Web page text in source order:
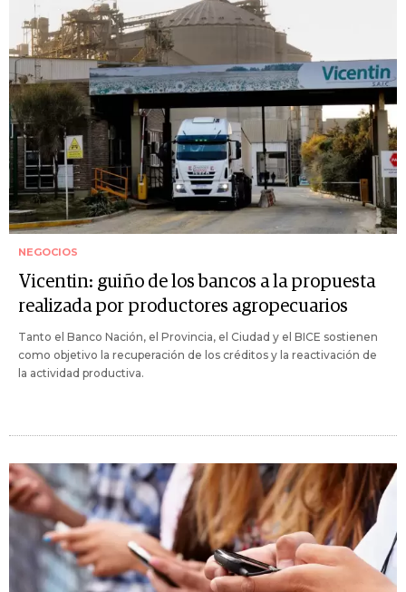
NEGOCIOS
Vicentin: guiño de los bancos a la propuesta
realizada por productores agropecuarios
Tanto el Banco Nación, el Provincia, el Ciudad y el BICE sostienen
como objetivo la recuperación de los créditos y la reactivación de
la actividad productiva.